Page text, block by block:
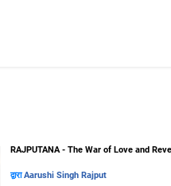
RAJPUTANA - The War of Love and
द्वाराAarushi Singh Rajput